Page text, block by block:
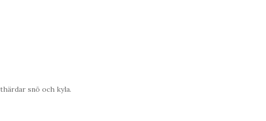
snö och kyla.